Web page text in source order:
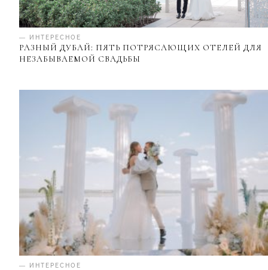
— ИНТЕРЕСНОЕ
РАЗНЫЙ ДУБАЙ: ПЯТЬ ПОТРЯСАЮЩИХ ОТЕЛЕЙ ДЛЯ
НЕЗАБЫВАЕМОЙ СВАДЬБЫ
— ИНТЕРЕСНОЕ